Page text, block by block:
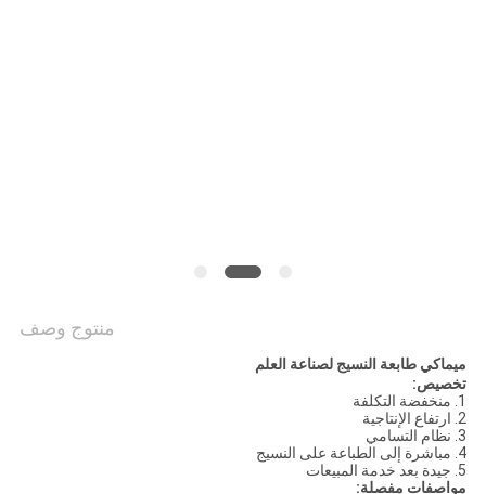
منتوج وصف
ميماكي طابعة النسيج لصناعة العلم
تخصيص:
1. منخفضة التكلفة
2. ارتفاع الإنتاجية
3. نظام التسامي
4. مباشرة إلى الطباعة على النسيج
5. جيدة بعد خدمة المبيعات
مواصفات مفصلة: